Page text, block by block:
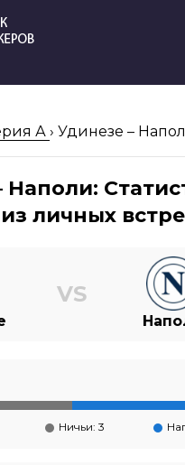
А › Удинезе –
Наполи:
личных
VS
Ничьи: 3